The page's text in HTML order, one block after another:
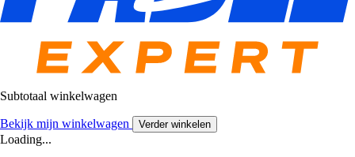
Subtotaal winkelwagen
Bekijk mijn winkelwagen Verder winkelen
Loading...